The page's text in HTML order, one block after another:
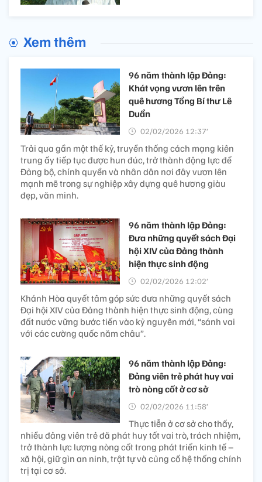
Xem thêm
96 năm thành lập Đảng:
Khát vọng vươn lên trên
quê hương Tổng Bí thư Lê
Duẩn
02/02/2026 12:37’
Trải qua gần một thế kỷ, truyền thống cách mạng kiên
trung ấy tiếp tục được hun đúc, trở thành động lực để
Đảng bộ, chính quyền và nhân dân nơi đây vươn lên
mạnh mẽ trong sự nghiệp xây dựng quê hương giàu
đẹp, văn minh.
96 năm thành lập Đảng:
Đưa những quyết sách Đại
hội XIV của Đảng thành
hiện thực sinh động
02/02/2026 12:02’
Khánh Hòa quyết tâm góp sức đưa những quyết sách
Đại hội XIV của Đảng thành hiện thực sinh động, cùng
đất nước vững bước tiến vào kỷ nguyên mới, “sánh vai
với các cường quốc năm châu”.
96 năm thành lập Đảng:
Đảng viên trẻ phát huy vai
trò nòng cốt ở cơ sở
02/02/2026 11:58’
Thực tiễn ở cơ sở cho thấy,
nhiều đảng viên trẻ đã phát huy tốt vai trò, trách nhiệm,
trở thành lực lượng nòng cốt trong phát triển kinh tế –
xã hội, giữ gìn an ninh, trật tự và củng cố hệ thống chính
trị tại cơ sở.